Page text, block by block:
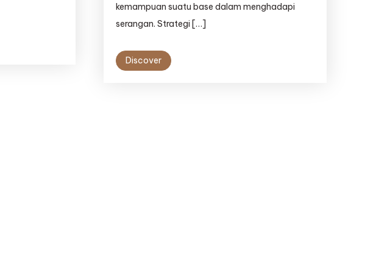
kemampuan suatu base dalam menghadapi
serangan. Strategi […]
Discover